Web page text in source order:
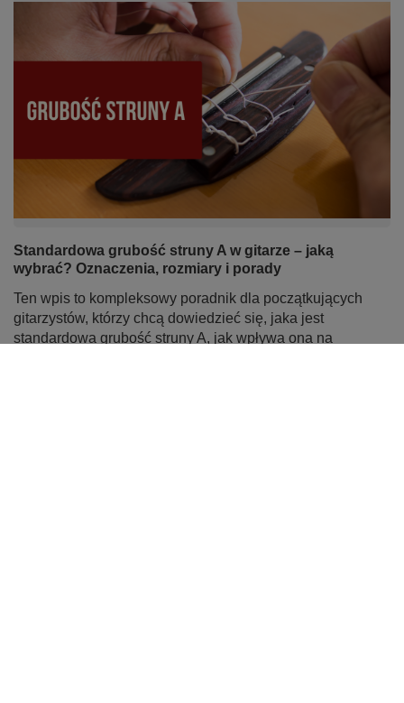
Standardowa grubość struny A w gitarze – jaką
wybrać? Oznaczenia, rozmiary i porady
Ten wpis to kompleksowy poradnik dla początkujących
gitarzystów, którzy chcą dowiedzieć się, jaka jest
standardowa grubość struny A, jak wpływa ona na